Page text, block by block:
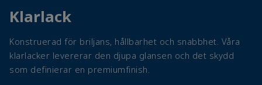
Klarlack
Konstruerad för briljans, hållbarhet och snabbhet. Våra
klarlacker levererar den djupa glansen och det skydd
som definierar en premiumfinish.